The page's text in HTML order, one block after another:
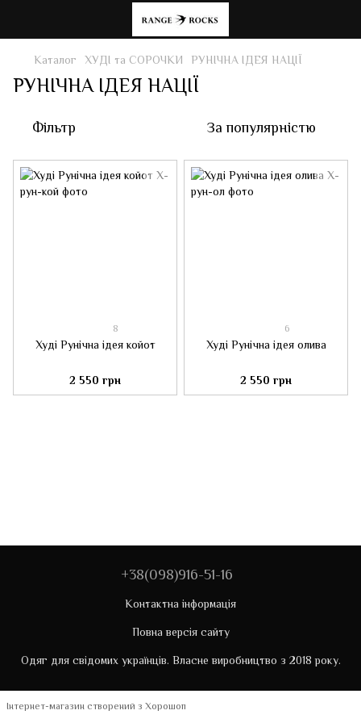
Каталог ХУДІ та СОРОЧКИ РУНІЧНА ІДЕЯ НАЦІЇ
РУНІЧНА ІДЕЯ НАЦІЇ
Фільтр За популярністю
8
Худі Рунічна ідея койот
2 550 грн
6
Худі Рунічна ідея олива
2 550 грн
+38(098)916-51-16
Контактна інформація
Повна версія сайту
Одяг для свідомих українців. Власне виробництво з 2018 року.
Інтернет-магазин створений з Хорошоп